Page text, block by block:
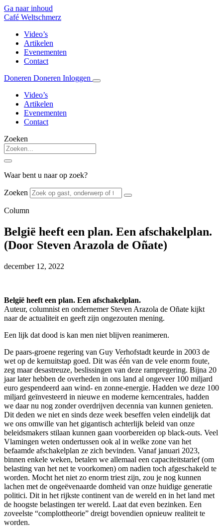
Ga naar inhoud
Café Weltschmerz
Video’s
Artikelen
Evenementen
Contact
Doneren Doneren Inloggen
Video’s
Artikelen
Evenementen
Contact
Zoeken
Waar bent u naar op zoek?
Zoeken
Column
België heeft een plan. Een afschakelplan.
(Door Steven Arazola de Oñate)
december 12, 2022
België heeft een plan. Een afschakelplan.
Auteur, columnist en ondernemer Steven Arazola de Oñate kijkt
naar de actualiteit en geeft zijn ongezouten mening.
Een lijk dat dood is kan men niet blijven reanimeren.
De paars-groene regering van Guy Verhofstadt keurde in 2003 de
wet op de kernuitstap goed. Dit was één van de vele enorm foute,
zeg maar desastreuze, beslissingen van deze rampregering. Bijna 20
jaar later hebben de overheden in ons land al ongeveer 100 miljard
euro gespendeerd aan wind- en zonne-energie. Hadden we deze 100
miljard geïnvesteerd in nieuwe en moderne kerncentrales, hadden
we daar nu nog zonder overdrijven decennia van kunnen genieten.
Dit deden we niet en sinds deze week beseffen velen eindelijk dat
we ons omwille van het gigantisch achterlijk beleid van onze
beleidsmakers stilaan kunnen gaan voorbereiden op black-outs. Veel
Vlamingen weten ondertussen ook al in welke zone van het
befaamde afschakelplan ze zich bevinden. Vanaf januari 2023,
binnen enkele weken, betalen we allemaal een capaciteitstarief (om
belasting van het net te voorkomen) om nadien toch afgeschakeld te
worden. Mocht het niet zo enorm triest zijn, zou je nog kunnen
lachen met de ongeëvenaarde domheid van onze huidige generatie
politici. Dit in het rijkste continent van de wereld en in het land met
de hoogste belastingen ter wereld. Laat dat even bezinken. Een
zoveelste “complottheorie” dreigt bovendien opnieuw realiteit te
worden.